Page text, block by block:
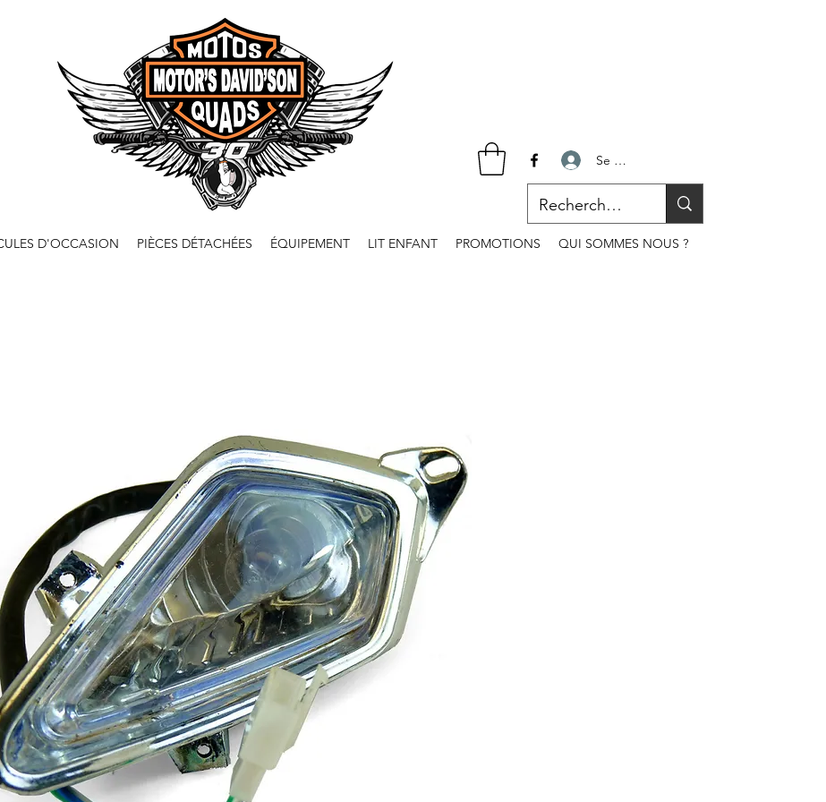
Se connecter
D'OCCASION PIÈCES DÉTACHÉES ÉQUIPEMENT LIT ENFANT PROMOTIONS QUI SOMMES NOUS ?